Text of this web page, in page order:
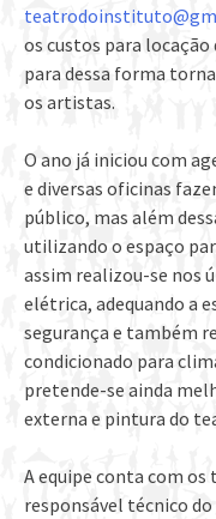
os custos para
para dessa forma
os artistas.
O ano já iniciou com
e diversas oficinas
público, mas além
utilizando o espaço
assim realizou-se nos
elétrica, adequando a
segurança e também
condicionado para
pretende-se ainda
externa e pintura do
A equipe conta com os
responsável técnico